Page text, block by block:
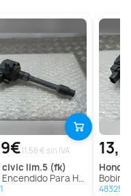
11.56 € sin IVA
civic lim.5 (fk)
Para Honda Civic Lim.5
honda
Bobina